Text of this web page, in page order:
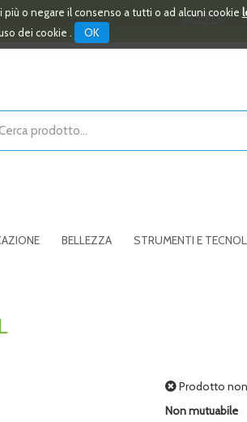
o negare il consenso a tutti o ad alcuni cookie
dei cookie .
OK
ACCEDI
BELLEZZA STRUMENTI E
Prodotto
Non mutuabile